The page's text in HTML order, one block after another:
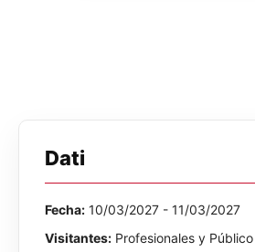
Dati
Fecha: 10/03/2027 - 11/03/2027
Visitantes: Profesionales y